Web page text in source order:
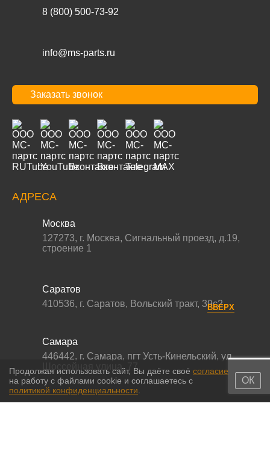
8 (800) 500-73-92
info@ms-parts.ru
Заказать звонок
АДРЕСА
Москва
127273, г. Москва, Сигнальный проезд, д.19,
строение 1
Саратов
410536, г. Саратов, Вольский тракт, 39с2
Самара
446442, г. Самара, пгт Усть-Кинельский, ул.
Шоссейная улица, 77,
Продолжая использовать сайт, Вы даёте своё согласие
на работу с файлами cookie и соглашаетесь с
политикой конфиденциальности
ОК
ВВЕРХ